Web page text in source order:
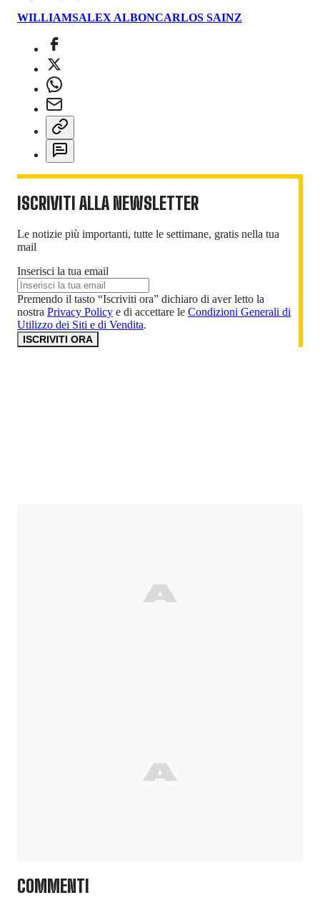
WILLIAMSALEX ALBONCARLOS SAINZ
ISCRIVITI ALLA NEWSLETTER
Le notizie più importanti, tutte le settimane, gratis nella tua
mail
Inserisci la tua email
Premendo il tasto “Iscriviti ora” dichiaro di aver letto la
nostra Privacy Policy e di accettare le Condizioni Generali di
Utilizzo dei Siti e di Vendita.
ISCRIVITI ORA
COMMENTI